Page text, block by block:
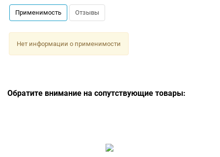
Применимость Отзывы
Нет информации о применимости
Обратите внимание на сопутствующие товары: